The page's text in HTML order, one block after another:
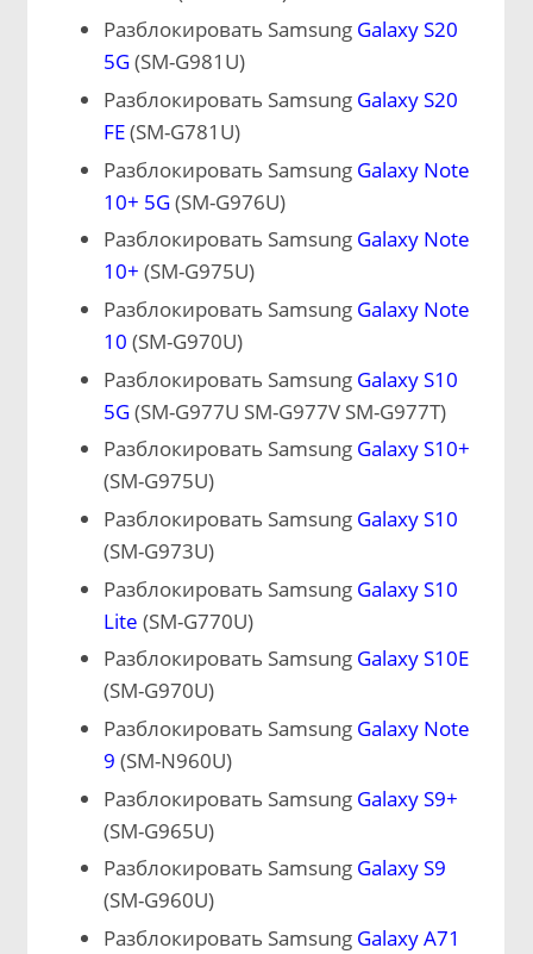
Разблокировать Samsung Galaxy S20
5G(SM-G981U)
Разблокировать Samsung Galaxy S20
FE(SM-G781U)
Разблокировать Samsung Galaxy Note
10+ 5G(SM-G976U)
Разблокировать Samsung Galaxy Note
10+ (SM-G975U)
Разблокировать Samsung Galaxy Note
10 (SM-G970U)
Разблокировать Samsung Galaxy S10
5G(SM-G977U SM-G977V SM-G977T)
Разблокировать Samsung Galaxy S10+
(SM-G975U)
Разблокировать Samsung Galaxy S10
(SM-G973U)
Разблокировать Samsung Galaxy S10
Lite (SM-G770U)
Разблокировать Samsung Galaxy S10E
(SM-G970U)
Разблокировать Samsung Galaxy Note
9 (SM-N960U)
Разблокировать Samsung Galaxy S9+
(SM-G965U)
Разблокировать Samsung Galaxy S9
(SM-G960U)
Разблокировать Samsung Galaxy A71